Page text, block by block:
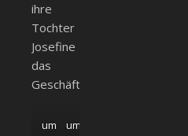
ihre
Tochter
Josefine
das
Geschäft.
um
um